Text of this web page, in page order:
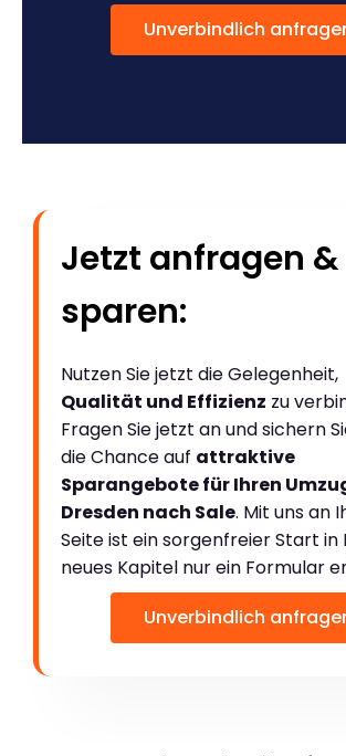
Unverbindlich
Jetzt anfragen &
sparen:
Nutzen Sie jetzt die Gelegenheit,
Qualität und Effizienz zu
Fragen Sie jetzt an und sichern
die Chance auf attraktive
Sparangebote für Ihren
Dresden nach Sale. Mit uns an
Seite ist ein sorgenfreier Start in
neues Kapitel nur ein Formular
Unverbindlich